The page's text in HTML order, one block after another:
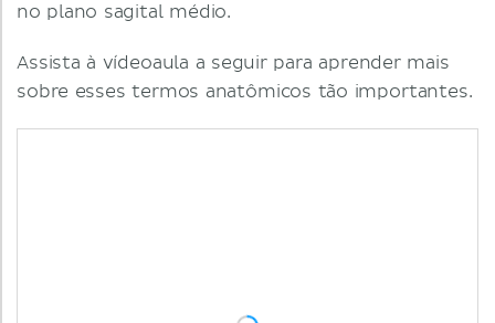
no plano sagital médio.
Assista à vídeoaula a seguir para aprender mais
sobre esses termos anatômicos tão importantes.